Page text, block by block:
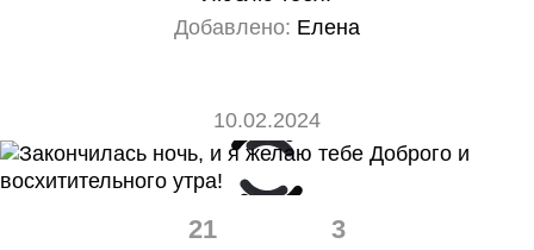
Добавлено: Елена
10.02.2024
21 3